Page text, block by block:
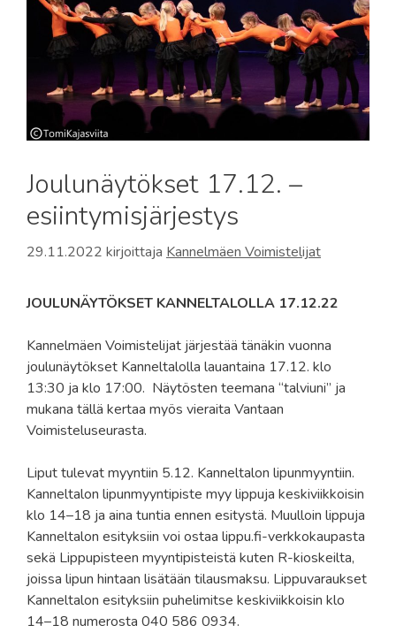
Joulunäytökset 17.12. –
esiintymisjärjestys
29.11.2022 kirjoittaja Kannelmäen Voimistelijat
JOULUNÄYTÖKSET KANNELTALOLLA 17.12.22
Kannelmäen Voimistelijat järjestää tänäkin vuonna
joulunäytökset Kanneltalolla lauantaina 17.12. klo
13:30 ja klo 17:00. Näytösten teemana “talviuni” ja
mukana tällä kertaa myös vieraita Vantaan
Voimisteluseurasta.
Liput tulevat myyntiin 5.12. Kanneltalon lipunmyyntiin.
Kanneltalon lipunmyyntipiste myy lippuja keskiviikkoisin
klo 14–18 ja aina tuntia ennen esitystä. Muulloin lippuja
Kanneltalon esityksiin voi ostaa lippu.fi-verkkokaupasta
sekä Lippupisteen myyntipisteistä kuten R-kioskeilta,
joissa lipun hintaan lisätään tilausmaksu. Lippuvaraukset
Kanneltalon esityksiin puhelimitse keskiviikkoisin klo
14–18 numerosta 040 586 0934.